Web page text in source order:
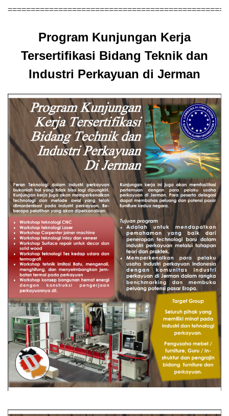
Program Kunjungan Kerja
Tersertifikasi Bidang Teknik dan
Industri Perkayuan di Jerman